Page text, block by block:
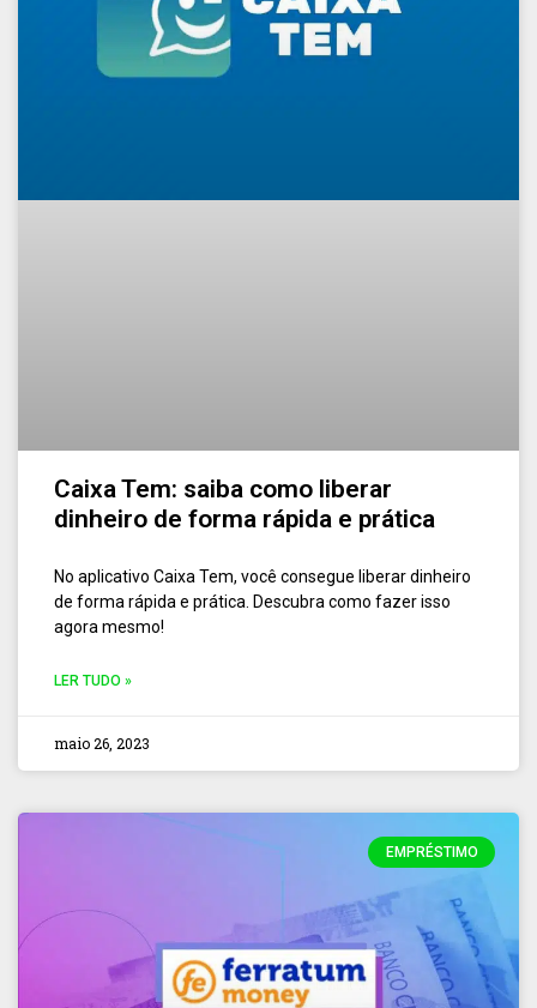
Caixa Tem: saiba como liberar
dinheiro de forma rápida e prática
No aplicativo Caixa Tem, você consegue liberar dinheiro
de forma rápida e prática. Descubra como fazer isso
agora mesmo!
LER TUDO »
maio 26, 2023
EMPRÉSTIMO